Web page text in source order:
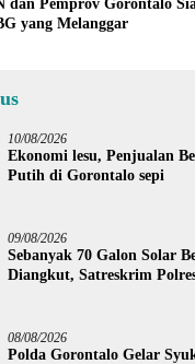
dan Pemprov Gorontalo
yang Melanggar
10/08/2026
Ekonomi lesu, Penjualan
Putih di Gorontalo sepi
09/08/2026
Sebanyak 70 Galon Solar
Diangkut, Satreskrim
08/08/2026
Polda Gorontalo Gelar